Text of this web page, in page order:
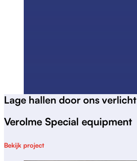
Lage hallen door ons verlicht
Verolme Special equipment
Bekijk project